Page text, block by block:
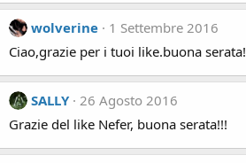
wolverine
1 Settembre 2016
Ciao,grazie per i tuoi like.buona serata!
SALLY 26 Agosto 2016
Grazie del like Nefer, buona serata!!!